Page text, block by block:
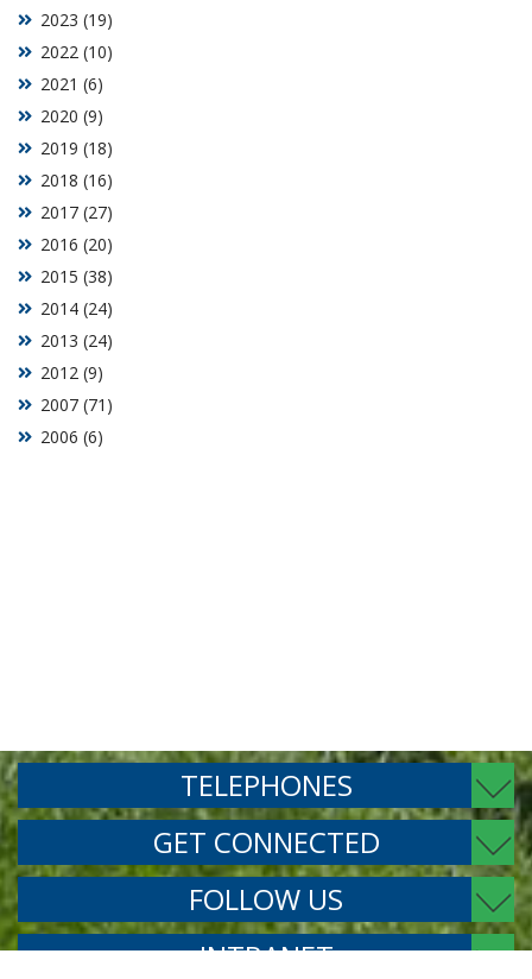
2006 (6)
2007 (71)
2012 (9)
2013 (24)
2014 (24)
2015 (38)
2016 (20)
2017 (27)
2018 (16)
2019 (18)
2020 (9)
2021 (6)
2022 (10)
2023 (19)
TELEPHONES
GET CONNECTED
FOLLOW US
INTRANET